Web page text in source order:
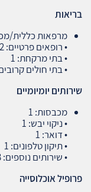
בריאות
מרפאות כללית/
• רופאים פרטיים: 2
• בתי מרקחת: 1
• בתי חולים
שירותים יומיומיים
מכבסות: 1
• ניקוי יבש: 1
• דואר: 1
• תיקון טלפונים: 1
• שירותים נוספים: 3
פרופיל אוכלוסייה